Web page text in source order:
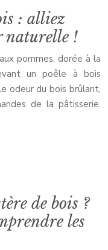
: alliez
naturelle !
pommes, dorée à la
un poêle à bois
odeur du bois brûlant,
de la pâtisserie.
de bois ?
les